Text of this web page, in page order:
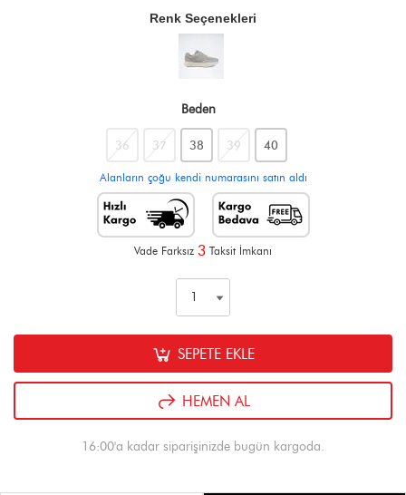
Renk Seçenekleri
Beden
36 37 38 39 40
Alanların çoğu kendi numarasını satın aldı
Vade Farksız 3 Taksit İmkanı
SEPETE EKLE
HEMEN AL
16:00'a kadar siparişinizde bugün kargoda.